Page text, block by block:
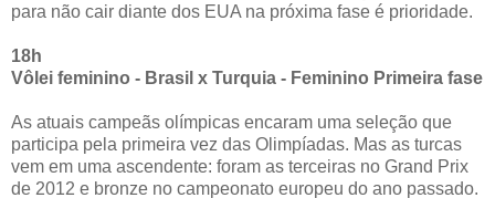
para não cair diante dos EUA na próxima fase é prioridade.
18h
Vôlei feminino - Brasil x Turquia - Feminino Primeira fase
As atuais campeãs olímpicas encaram uma seleção que
participa pela primeira vez das Olimpíadas. Mas as turcas
vem em uma ascendente: foram as terceiras no Grand Prix
de 2012 e bronze no campeonato europeu do ano passado.